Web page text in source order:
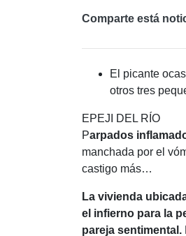
Comparte está
El picante
otros tres
EPEJI DEL RÍO
Parpados
manchada por el
castigo más…
La vivienda
el infierno para la
pareja sentimental.